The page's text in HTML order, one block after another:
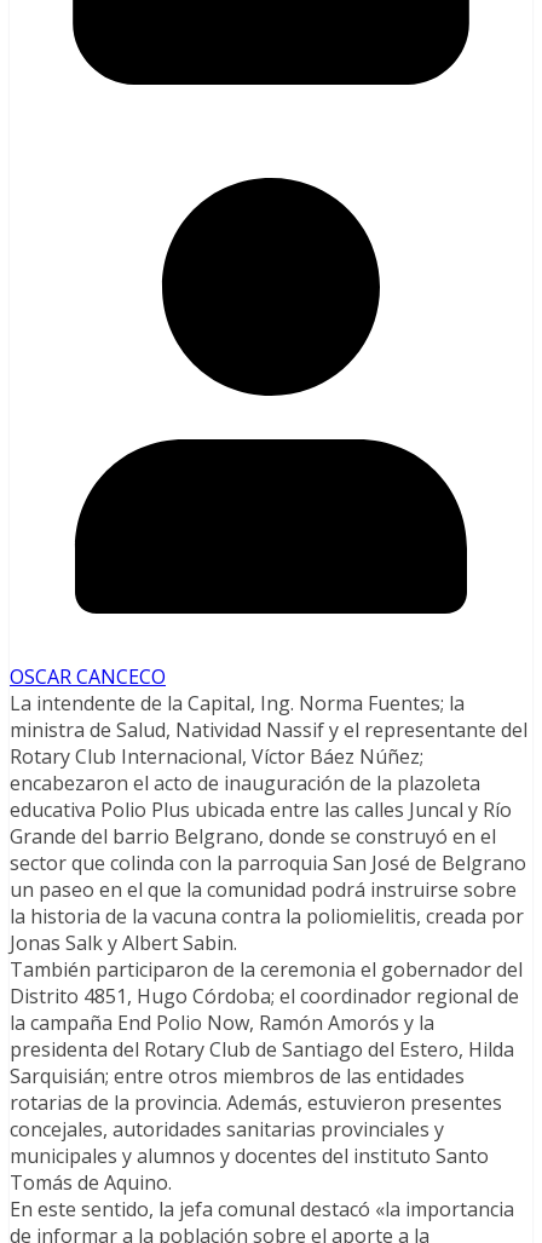
OSCAR CANCECO
La intendente de la Capital, Ing. Norma Fuentes; la
ministra de Salud, Natividad Nassif y el representante del
Rotary Club Internacional, Víctor Báez Núñez;
encabezaron el acto de inauguración de la plazoleta
educativa Polio Plus ubicada entre las calles Juncal y Río
Grande del barrio Belgrano, donde se construyó en el
sector que colinda con la parroquia San José de Belgrano
un paseo en el que la comunidad podrá instruirse sobre
la historia de la vacuna contra la poliomielitis, creada por
Jonas Salk y Albert Sabin.
También participaron de la ceremonia el gobernador del
Distrito 4851, Hugo Córdoba; el coordinador regional de
la campaña End Polio Now, Ramón Amorós y la
presidenta del Rotary Club de Santiago del Estero, Hilda
Sarquisián; entre otros miembros de las entidades
rotarias de la provincia. Además, estuvieron presentes
concejales, autoridades sanitarias provinciales y
municipales y alumnos y docentes del instituto Santo
Tomás de Aquino.
En este sentido, la jefa comunal destacó «la importancia
de informar a la población sobre el aporte a la